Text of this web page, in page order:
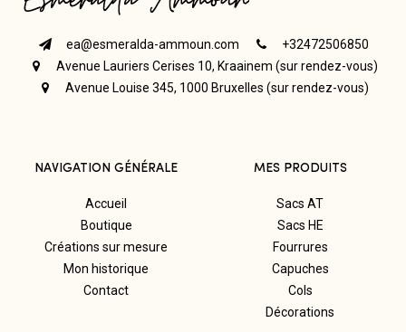
ea@esmeralda-ammoun.com
+32472506850
Avenue Lauriers Cerises 10, Kraainem (sur rendez-vous)
Avenue Louise 345, 1000 Bruxelles (sur rendez-vous)
NAVIGATION GÉNÉRALE
Accueil
Boutique
Créations sur mesure
Mon historique
Contact
MES PRODUITS
Sacs AT
Sacs HE
Fourrures
Capuches
Cols
Décorations